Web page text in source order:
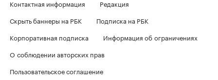
Контактная информация
Редакция
Скрыть баннеры на РБК
Подписка на РБК
Корпоративная подписка
Информация об ограничениях
О соблюдении авторских прав
Пользовательское соглашение